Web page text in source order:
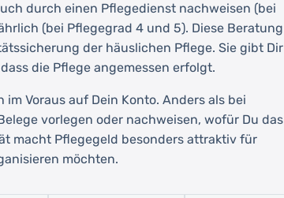
durch einen Pflegedienst nachweisen (bei
(bei Pflegegrad 4 und 5). Diese Beratung
der häuslichen Pflege. Sie gibt Dir
die Pflege angemessen erfolgt.
Voraus auf Dein Konto. Anders als bei
vorlegen oder nachweisen, wofür Du das
macht Pflegegeld besonders attraktiv für
möchten.